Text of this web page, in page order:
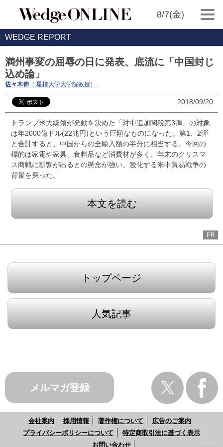
8/7(金)
WEDGE REPORT
満州事変の屈辱の日に発表、底流に「中国封じ
込め論」
佐々木伸 （ 星槎大学大学院教授）
2018/09/20
トランプ米大統領が発動を決めた「対中追加関税第3弾」の対象
は年2000億ドル(22兆円)という巨額なものになった。第1、2弾
と合計すると、中国からの全輸入額の半分に相当する。今回の
標的は家電や家具、食料品など消費材が多く、年末のクリスマ
ス商戦に影響が出るとの懸念が強い。激化する米中貿易戦争の
背景を探った。
本文を読む
PR
トップページ
人気記事
メルマガ登録
会社案内 採用情報 著作権について
広告のご案内
プライバシーポリシーについて
特定商取引法に基づく表示
お問い合わせ